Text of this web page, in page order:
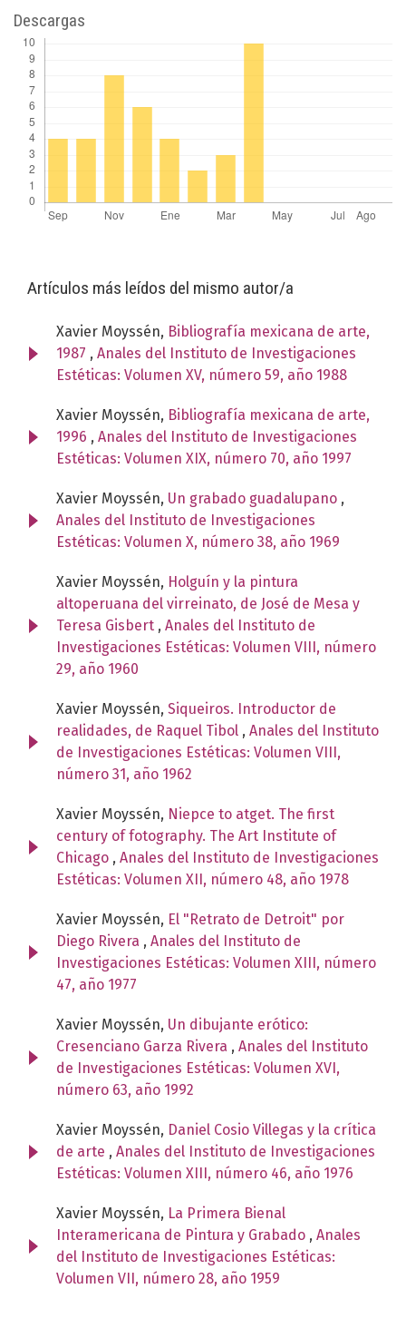
Descargas
Artículos más leídos del mismo autor/a
Xavier Moyssén, Bibliografía mexicana de arte,
1987 , Anales del Instituto de Investigaciones
Estéticas: Volumen XV, número 59, año 1988
Xavier Moyssén, Bibliografía mexicana de arte,
1996 , Anales del Instituto de Investigaciones
Estéticas: Volumen XIX, número 70, año 1997
Xavier Moyssén, Un grabado guadalupano ,
Anales del Instituto de Investigaciones
Estéticas: Volumen X, número 38, año 1969
Xavier Moyssén, Holguín y la pintura
altoperuana del virreinato, de José de Mesa y
Teresa Gisbert , Anales del Instituto de
Investigaciones Estéticas: Volumen VIII, número
29, año 1960
Xavier Moyssén, Siqueiros. Introductor de
realidades, de Raquel Tibol , Anales del Instituto
de Investigaciones Estéticas: Volumen VIII,
número 31, año 1962
Xavier Moyssén, Niepce to atget. The first
century of fotography. The Art Institute of
Chicago , Anales del Instituto de Investigaciones
Estéticas: Volumen XII, número 48, año 1978
Xavier Moyssén, El "Retrato de Detroit" por
Diego Rivera , Anales del Instituto de
Investigaciones Estéticas: Volumen XIII, número
47, año 1977
Xavier Moyssén, Un dibujante erótico:
Cresenciano Garza Rivera , Anales del Instituto
de Investigaciones Estéticas: Volumen XVI,
número 63, año 1992
Xavier Moyssén, Daniel Cosio Villegas y la crítica
de arte , Anales del Instituto de Investigaciones
Estéticas: Volumen XIII, número 46, año 1976
Xavier Moyssén, La Primera Bienal
Interamericana de Pintura y Grabado , Anales
del Instituto de Investigaciones Estéticas:
Volumen VII, número 28, año 1959